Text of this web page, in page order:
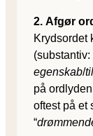
2. Afgør
Krydsordet
(substantiv:
egenskab/
på
oftest på et
“